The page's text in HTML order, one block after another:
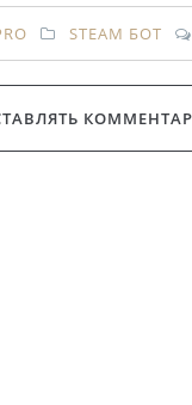
STEAM БОТ